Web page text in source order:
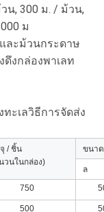
น, 300 ม. / ม้วน,
ม
ละม้วนกระดาษ
งกล่องพาเลท
ะเลวิธีการจัดส่ง
/ ชิ้น
วนในกล่อง)
ขนา
ล
750
500